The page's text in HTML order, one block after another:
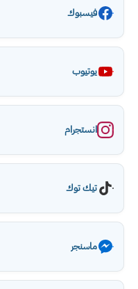
فيسبوك
يوتيوب
انستجرام
تيك توك
ماسنجر